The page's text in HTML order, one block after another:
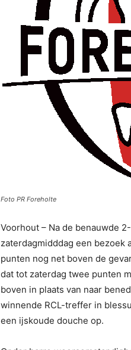
Foto PR Foreholte
Voorhout – Na de benauwde
zaterdagmidddag een bezoek
punten nog net boven de
dat tot zaterdag twee punten
boven in plaats van naar
winnende RCL-treffer in
een ijskoude douche op.